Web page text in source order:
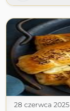
28 czerwca 2025